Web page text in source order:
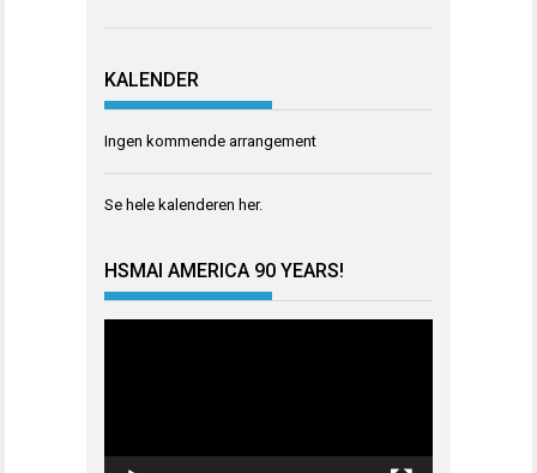
KALENDER
Ingen kommende arrangement
Se hele kalenderen her.
HSMAI AMERICA 90 YEARS!